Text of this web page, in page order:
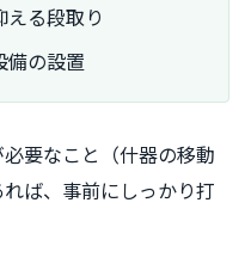
る段取り
備の設置
要なこと（什器の移動
ば、事前にしっかり打